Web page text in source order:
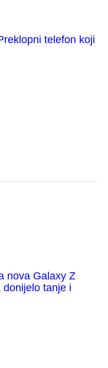
telefon koji
nova Galaxy Z
tanje i